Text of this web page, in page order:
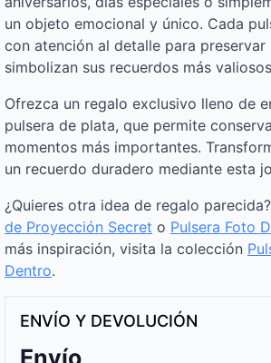
un objeto emocional y único. Cada
con atención al detalle para preservar
simbolizan sus recuerdos más
Ofrezca un regalo exclusivo lleno de
pulsera de plata, que permite
momentos más importantes.
un recuerdo duradero mediante esta
¿Quieres otra idea de regalo
de Proyección Secret o Pulsera Foto
más inspiración, visita la colección
Dentro.
ENVÍO Y DEVOLUCIÓN
Envío